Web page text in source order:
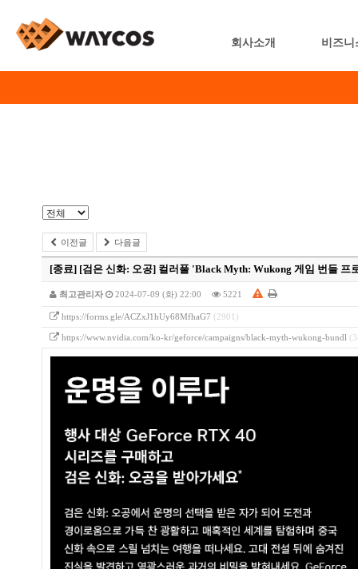
회사소개 비즈니
이전글 다음글
[종료] [검은 신화: 오공] 컬러풀 'Black Myth: Wukong 게임 번들 프
최고관리자 2024-07-09 (화) 22:00 5221
https://forms.gle/ACZxJ1hUy68MfhaG7 (2901)
https://www.nvidia.com/ko-kr/geforce/campaigns/black-myth-wukong-bundl